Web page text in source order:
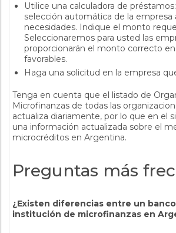
Utilice una calculadora de
selección automática de la empresa
necesidades. Indique el monto
Seleccionaremos para usted las
proporcionarán el monto correcto
favorables.
Haga una solicitud en la empresa
Tenga en cuenta que el listado de
Microfinanzas de todas las
actualiza diariamente, por lo que en el
una información actualizada sobre el
microcréditos en Argentina.
Preguntas más
¿Existen diferencias entre un
institución de microfinanzas en